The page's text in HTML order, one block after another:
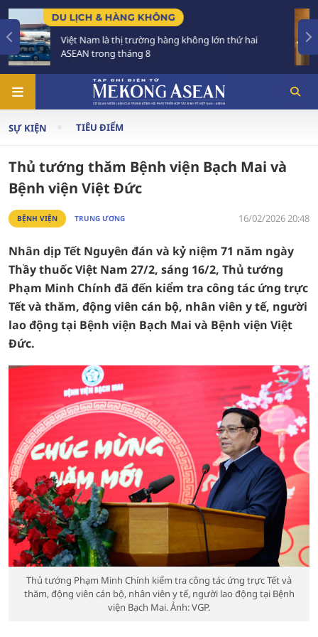
lớn thứ hai
CHÍNH SÁCH
Tạo khuôn khổ pháp lý ổn định,
SỰ KIỆN TIÊU ĐIỂM
Thủ tướng thăm Bệnh viện Bạch Mai và
Bệnh viện Việt Đức
BỆNH VIỆN TRUNG ƯƠNG 16/02/2026 20:48
Nhân dịp Tết Nguyên đán và kỷ niệm 71 năm ngày
Thầy thuốc Việt Nam 27/2, sáng 16/2, Thủ tướng
Phạm Minh Chính đã đến kiểm tra công tác ứng trực
Tết và thăm, động viên cán bộ, nhân viên y tế, người
lao động tại Bệnh viện Bạch Mai và Bệnh viện Việt
Đức.
Thủ tướng Phạm Minh Chính kiểm tra công tác ứng trực Tết và
thăm, động viên cán bộ, nhân viên y tế, người lao động tại Bệnh
viện Bạch Mai. Ảnh: VGP.